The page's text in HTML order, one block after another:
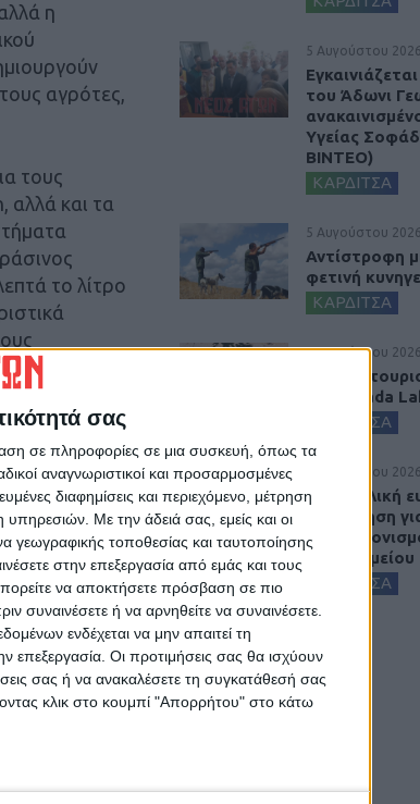
σας
σε πληροφορίες σε μια συσκευή, όπως τα
αναγνωριστικοί και προσαρμοσμένες
διαφημίσεις και περιεχόμενο, μέτρηση
υπηρεσιών. Με την άδειά σας, εμείς και οι
γεωγραφικής τοποθεσίας και ταυτοποίησης
στην επεξεργασία από εμάς και τους
να αποκτήσετε πρόσβαση σε πιο
συναινέσετε ή να αρνηθείτε να συναινέσετε.
ενδέχεται να μην απαιτεί τη
επεξεργασία. Οι προτιμήσεις σας θα ισχύουν
σας ή να ανακαλέσετε τη συγκατάθεσή σας
κλικ στο κουμπί "Απορρήτου" στο κάτω
η
αγρότες,
τους
αλλά και τα
το λίτρο
όλοι
από
τιμή στο
αναμένουν
φαίνεται
ημέρες.
5 Αυγούστου
του Άδωνι
Υγείας
ΒΙΝΤΕΟ)
ΚΑΡΔΙΤΣΑ
5 Αυγούστου
Αντίστροφη
φετινή
ΚΑΡΔΙΤΣΑ
5 Αυγούστου
3ο
Stefaniada
ΚΑΡΔΙΤΣΑ
5 Αυγούστου
Στην τελική
πρόσκληση
Νοσοκομείου
ΚΑΡΔΙΤΣΑ